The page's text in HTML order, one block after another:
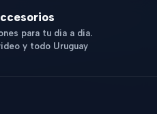
para tu dia a dia.
y todo Uruguay